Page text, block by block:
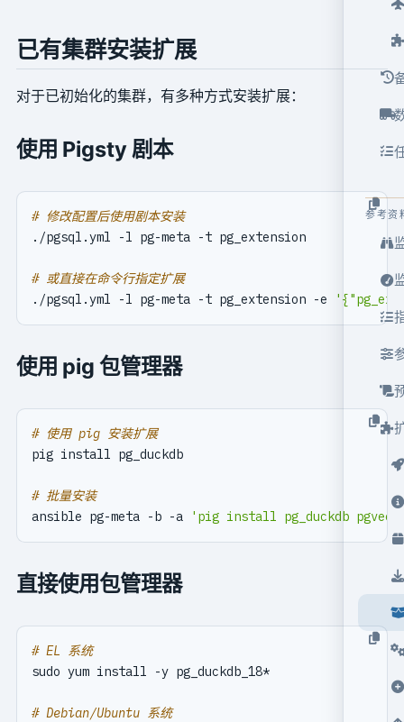
参考资
已有集群安装扩展
对于已初始化的集群，有多种方式安装扩展：
使用 Pigsty 剧本
# 修改配置后使用剧本安装
./pgsql.yml -l pg-meta -t pg_extension
# 或直接在命令行指定扩展
./pgsql.yml -l pg-meta -t pg_extension -e
使用 pig 包管理器
# 使用 pig 安装扩展
pig install pg_duckdb
# 批量安装
ansible pg-meta -b -a
'pig install pg_duckdb
直接使用包管理器
# EL 系统
sudo yum install -y pg_duckdb_18*
# Debian/Ubuntu 系统